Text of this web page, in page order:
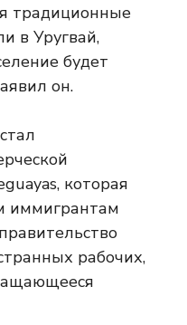
традиционные
в Уругвай,
будет
он.
которая
иммигрантам
рабочих,